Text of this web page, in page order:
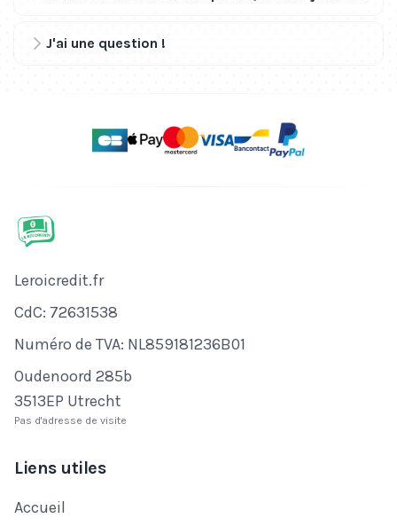
J'ai une question !
Nom de l'entreprise
Leroicredit.fr
Numéro de CdC
CdC: 72631538
Numéro de TVA
Numéro de TVA: NL859181236B01
Adresse
Oudenoord 285b
3513EP Utrecht
Pas d'adresse de visite
Liens utiles
Accueil